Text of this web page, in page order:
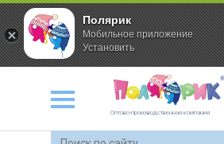
Оптово-производственная компания
Полярик
Мобильное приложение
Установить